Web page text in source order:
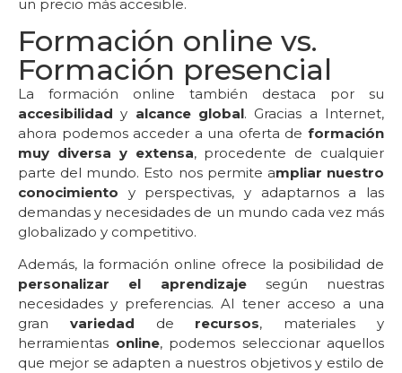
un precio más accesible.
Formación online vs.
Formación presencial
La formación online también destaca por su
accesibilidad y alcance global. Gracias a Internet,
ahora podemos acceder a una oferta de formación
muy diversa y extensa, procedente de cualquier
parte del mundo. Esto nos permite ampliar nuestro
conocimiento y perspectivas, y adaptarnos a las
demandas y necesidades de un mundo cada vez más
globalizado y competitivo.
Además, la formación online ofrece la posibilidad de
personalizar el aprendizajesegún nuestras
necesidades y preferencias. Al tener acceso a una
gran variedad de recursos, materiales y
herramientas online, podemos seleccionar aquellos
que mejor se adapten a nuestros objetivos y estilo de